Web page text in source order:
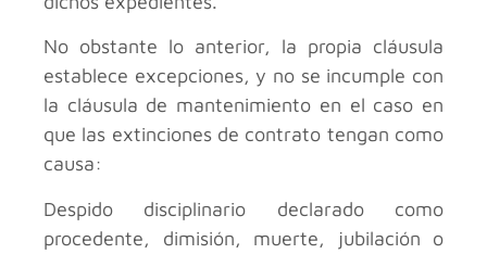
No obstante lo anterior, la propia cláusula
establece excepciones, y no se incumple con
la cláusula de mantenimiento en el caso en
que las extinciones de contrato tengan como
causa:
Despido disciplinario declarado como
procedente, dimisión, muerte, jubilación o